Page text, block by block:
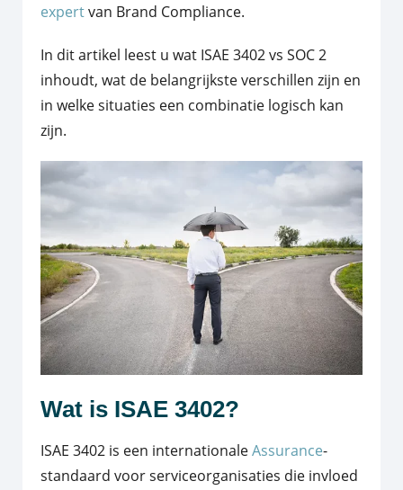
expertvan Brand Compliance.
In dit artikel leest u wat ISAE 3402 vs SOC 2
inhoudt, wat de belangrijkste verschillen zijn en
in welke situaties een combinatie logisch kan
zijn.
Wat is ISAE 3402?
ISAE 3402 is een internationaleAssurance-
standaard voor serviceorganisaties die invloed